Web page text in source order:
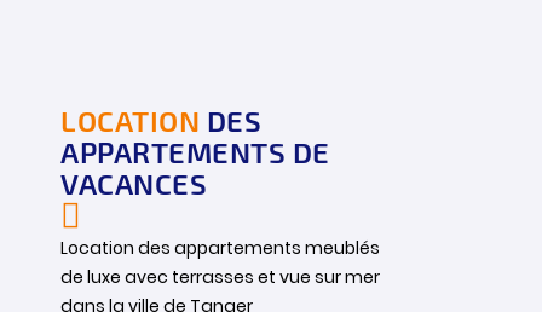
LOCATION DES
APPARTEMENTS DE
VACANCES
Location des appartements meublés
de luxe avec terrasses et vue sur mer
dans la ville de Tanger